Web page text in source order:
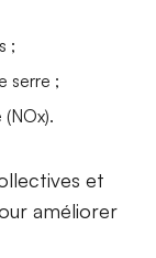
;
serre ;
et
améliorer